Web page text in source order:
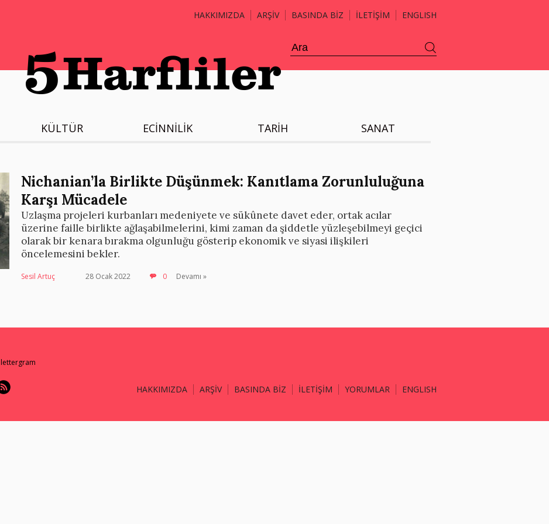
HAKKIMIZDA ARŞİV BASINDA BİZ İLETİŞİM ENGLISH
KÜLTÜR ECİNNİLİK TARİH SANAT
Nichanian’la Birlikte Düşünmek: Kanıtlama Zorunluluğuna
Karşı Mücadele
Uzlaşma projeleri kurbanları medeniyete ve sükûnete davet eder, ortak acılar
üzerine faille birlikte ağlaşabilmelerini, kimi zaman da şiddetle yüzleşebilmeyi geçici
olarak bir kenara bırakma olgunluğu gösterip ekonomik ve siyasi ilişkileri
öncelemesini bekler.
Sesil Artuç 28 Ocak 2022 0 Devamı »
lettergram
HAKKIMIZDA ARŞİV BASINDA BİZ İLETİŞİM YORUMLAR ENGLISH